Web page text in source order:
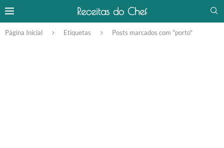
Receitas do Chef
Página Inicial Etiquetas Posts marcados com "porto"